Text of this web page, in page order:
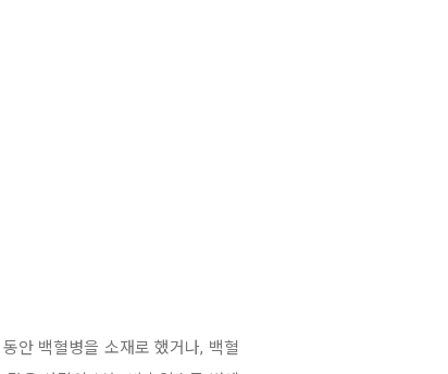
안 백혈병을 소재로 했거나, 백혈